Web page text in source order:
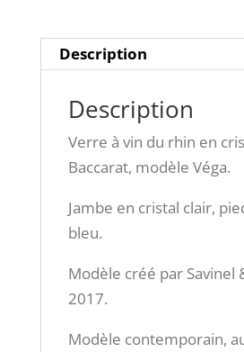
modèle
Véga.
Description
Description
Verre à vin du rhin en
Baccarat, modèle Véga.
Jambe en cristal clair,
bleu.
Modèle créé par Savinel
2017.
Modèle contemporain,